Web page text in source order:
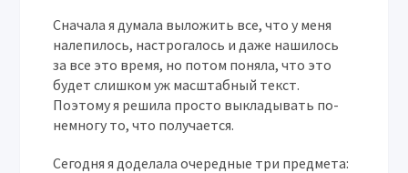
Сначала я думала выложить все, что у меня
налепилось, настрогалось и даже нашилось
за все это время, но потом поняла, что это
будет слишком уж масштабный текст.
Поэтому я решила просто выкладывать по-
немногу то, что получается.
Сегодня я доделала очередные три предмета: